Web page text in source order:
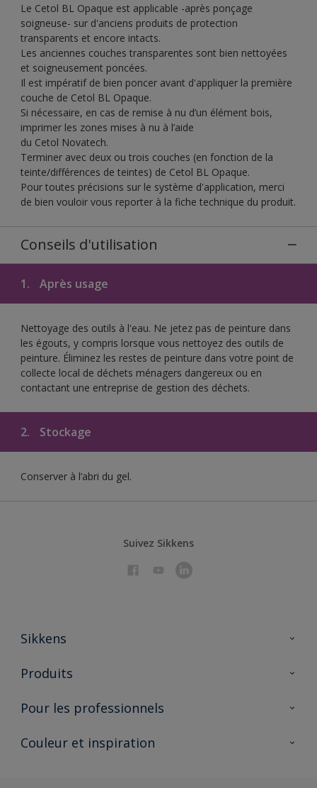
Le Cetol BL Opaque est applicable -après ponçage
soigneuse- sur d'anciens produits de protection
transparents et encore intacts.
Les anciennes couches transparentes sont bien nettoyées
et soigneusement poncées.
Il est impératif de bien poncer avant d'appliquer la première
couche de Cetol BL Opaque.
Si nécessaire, en cas de remise à nu d’un élément bois,
imprimer les zones mises à nu à l’aide
du Cetol Novatech.
Terminer avec deux ou trois couches (en fonction de la
teinte/différences de teintes) de Cetol BL Opaque.
Pour toutes précisions sur le système d'application, merci
de bien vouloir vous reporter à la fiche technique du produit.
Conseils d'utilisation
1. Après usage
Nettoyage des outils à l'eau. Ne jetez pas de peinture dans
les égouts, y compris lorsque vous nettoyez des outils de
peinture. Éliminez les restes de peinture dans votre point de
collecte local de déchets ménagers dangereux ou en
contactant une entreprise de gestion des déchets.
2. Stockage
Conserver à l’abri du gel.
Suivez Sikkens
Sikkens
À propos de Sikkens
Durabilité
Produits
Produits pour l’intérieur
Trouver un point de vente
Pour les professionnels
Partenaires Sikkens 🔗
Couleur et inspiration